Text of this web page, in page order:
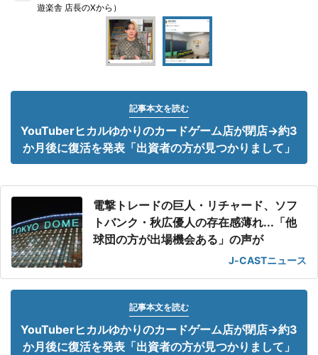
遊楽舎 店長のXから）
記事本文を読む
YouTuberヒカルゆかりのカードゲーム店が閉店→約3
か月後に復活を発表「出資者の方が見つかりまして」
電撃トレードの巨人・リチャード、ソフ
トバンク・秋広優人の存在感薄れ...「他
球団の方が出場機会ある」の声が
J-CASTニュース
記事本文を読む
YouTuberヒカルゆかりのカードゲーム店が閉店→約3
か月後に復活を発表「出資者の方が見つかりまして」